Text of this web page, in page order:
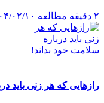
۲ دقیقه مطالعه ۱۴۰۴/
رازهایی که هر زنی باید